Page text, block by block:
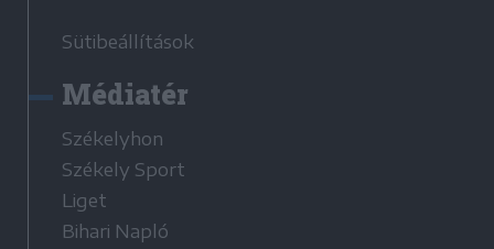
Sütibeállítások
Médiatér
Székelyhon
Székely Sport
Liget
Bihari Napló